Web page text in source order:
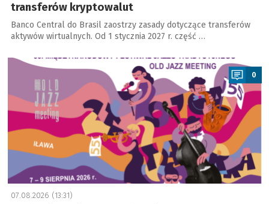
transferów kryptowalut
Banco Central do Brasil zaostrzy zasady dotyczące transferów
aktywów wirtualnych. Od 1 stycznia 2027 r. część …
a
0
07.08.2026 (13:31)